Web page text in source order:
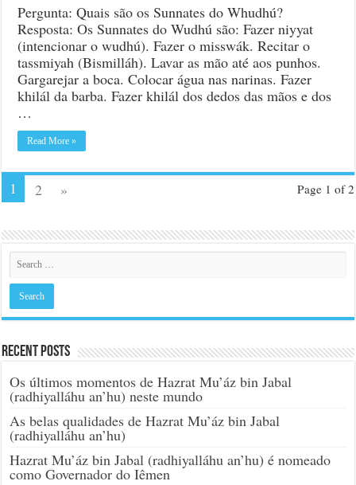
Pergunta: Quais são os Sunnates do Whudhú?
Resposta: Os Sunnates do Wudhú são: Fazer niyyat
(intencionar o wudhú). Fazer o misswák. Recitar o
tassmiyah (Bismilláh). Lavar as mão até aos punhos.
Gargarejar a boca. Colocar água nas narinas. Fazer
khilál da barba. Fazer khilál dos dedos das mãos e dos
…
Read More »
Page 1 of 2
1 2 »
Recent Posts
Os últimos momentos de Hazrat Mu’áz bin Jabal
(radhiyalláhu an’hu) neste mundo
As belas qualidades de Hazrat Mu’áz bin Jabal
(radhiyalláhu an’hu)
Hazrat Mu’áz bin Jabal (radhiyalláhu an’hu) é nomeado
como Governador do Iêmen